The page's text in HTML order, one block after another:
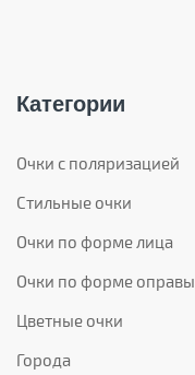
Категории
Очки с поляризацией
Стильные очки
Очки по форме лица
Очки по форме оправы
Цветные очки
Города